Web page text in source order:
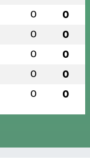
0 0
0 0
0 0
0 0
0 0